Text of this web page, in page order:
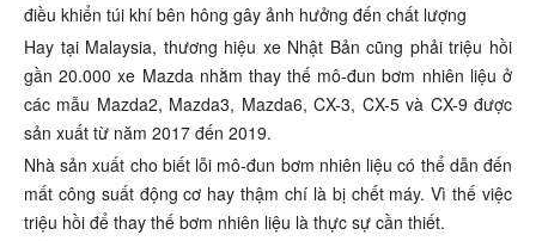
điều khiển túi khí bên hông gây ảnh hưởng đến chất lượng
Hay tại Malaysia, thương hiệu xe Nhật Bản cũng phải triệu hồi
gần 20.000 xe Mazda nhằm thay thế mô-đun bơm nhiên liệu ở
các mẫu Mazda2, Mazda3, Mazda6, CX-3, CX-5 và CX-9 được
sản xuất từ năm 2017 đến 2019.
Nhà sản xuất cho biết lỗi mô-đun bơm nhiên liệu có thể dẫn đến
mất công suất động cơ hay thậm chí là bị chết máy. Vì thế việc
triệu hồi để thay thế bơm nhiên liệu là thực sự cần thiết.